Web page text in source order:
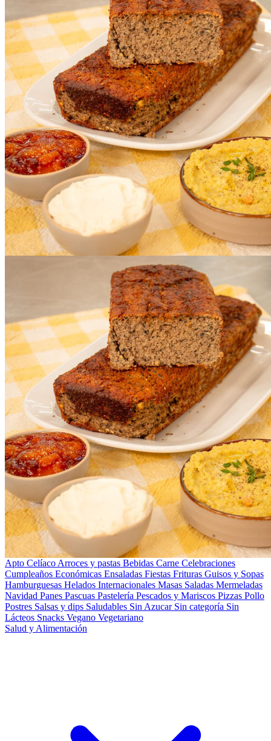
Apto Celíaco Arroces y pastas Bebidas Carne Celebraciones
Cumpleaños Económicas Ensaladas Fiestas Frituras Guisos y Sopas
Hamburguesas Helados Internacionales Masas Saladas Mermeladas
Navidad Panes Pascuas Pastelería Pescados y Mariscos Pizzas Pollo
Postres Salsas y dips Saludables Sin Azucar Sin categoría Sin
Lácteos Snacks Vegano Vegetariano
Salud y Alimentación